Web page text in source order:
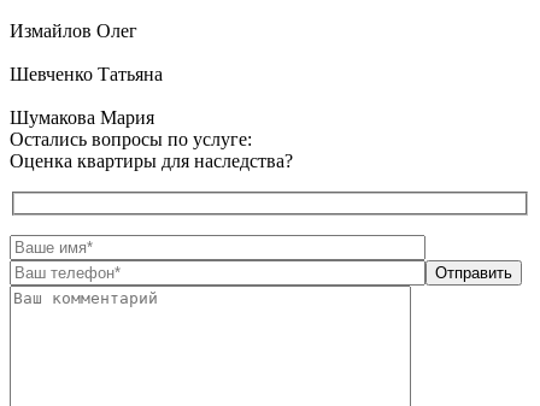
Измайлов Олег
Шевченко Татьяна
Шумакова Мария
Остались вопросы по услуге:
Оценка квартиры для наследства?